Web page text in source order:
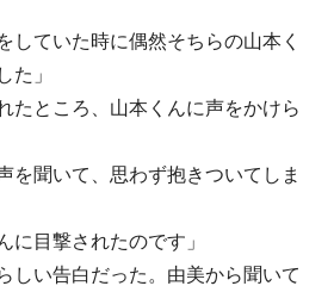
していた時に偶然そちらの山本く
た」
たところ、山本くんに声をかけら
を聞いて、思わず抱きついてしま
に目撃されたのです」
しい告白だった。由美から聞いて